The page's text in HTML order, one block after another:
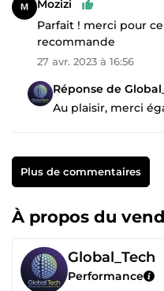
Mozizi
Parfait ! merci pour
recommande
27 avr. 2023 à 16:56
Réponse de
Au plaisir, merci
Plus de commentaires
À propos du
Global_Tech
Performance